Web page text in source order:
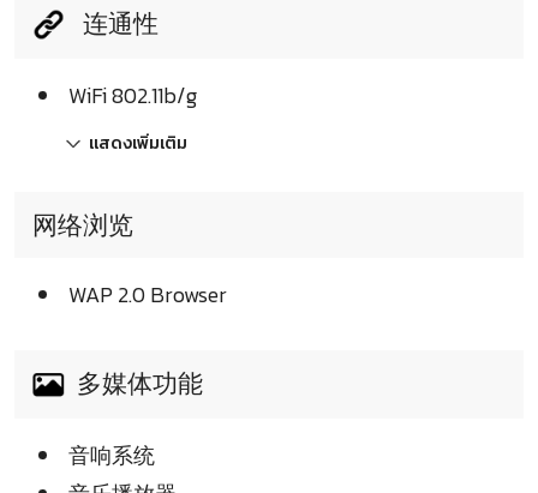
连通性
WiFi 802.11b/g
แสดงเพิ่มเติม
网络浏览
WAP 2.0 Browser
多媒体功能
音响系统